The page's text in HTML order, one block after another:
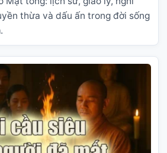
thừa và dấu ấn trong đời sống